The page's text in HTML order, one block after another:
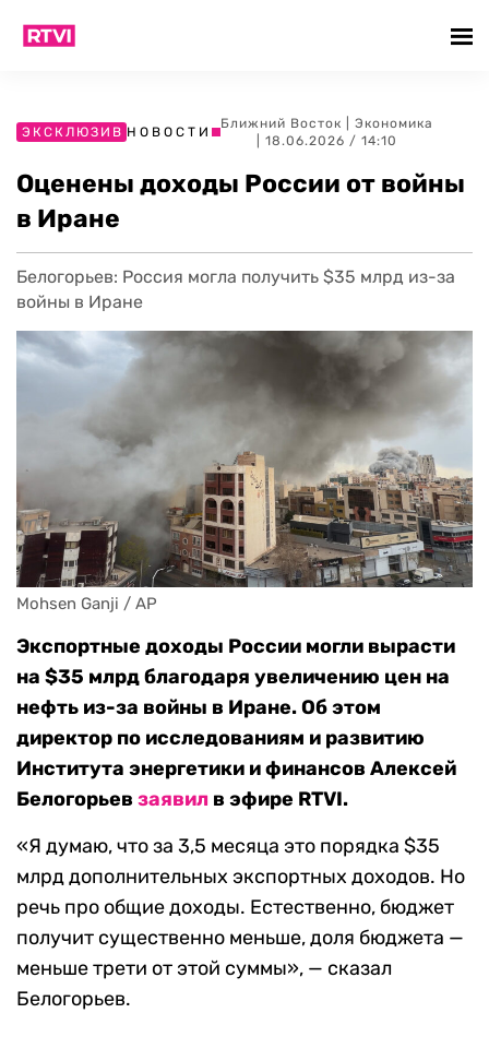
ЭКСКЛЮЗИВ НОВОСТИ
Ближний Восток
Экономика
| 18.06.2026 / 14:10
Оценены доходы России от войны
в Иране
Белогорьев: Россия могла получить $35 млрд из-за
войны в Иране
Mohsen Ganji / AP
Экспортные доходы России могли вырасти
на $35 млрд благодаря увеличению цен на
нефть из-за войны в Иране. Об этом
директор по исследованиям и развитию
Института энергетики и финансов Алексей
Белогорьев заявил в эфире RTVI.
«Я думаю, что за 3,5 месяца это порядка $35
млрд дополнительных экспортных доходов. Но
речь про общие доходы. Естественно, бюджет
получит существенно меньше, доля бюджета —
меньше трети от этой суммы», — сказал
Белогорьев.